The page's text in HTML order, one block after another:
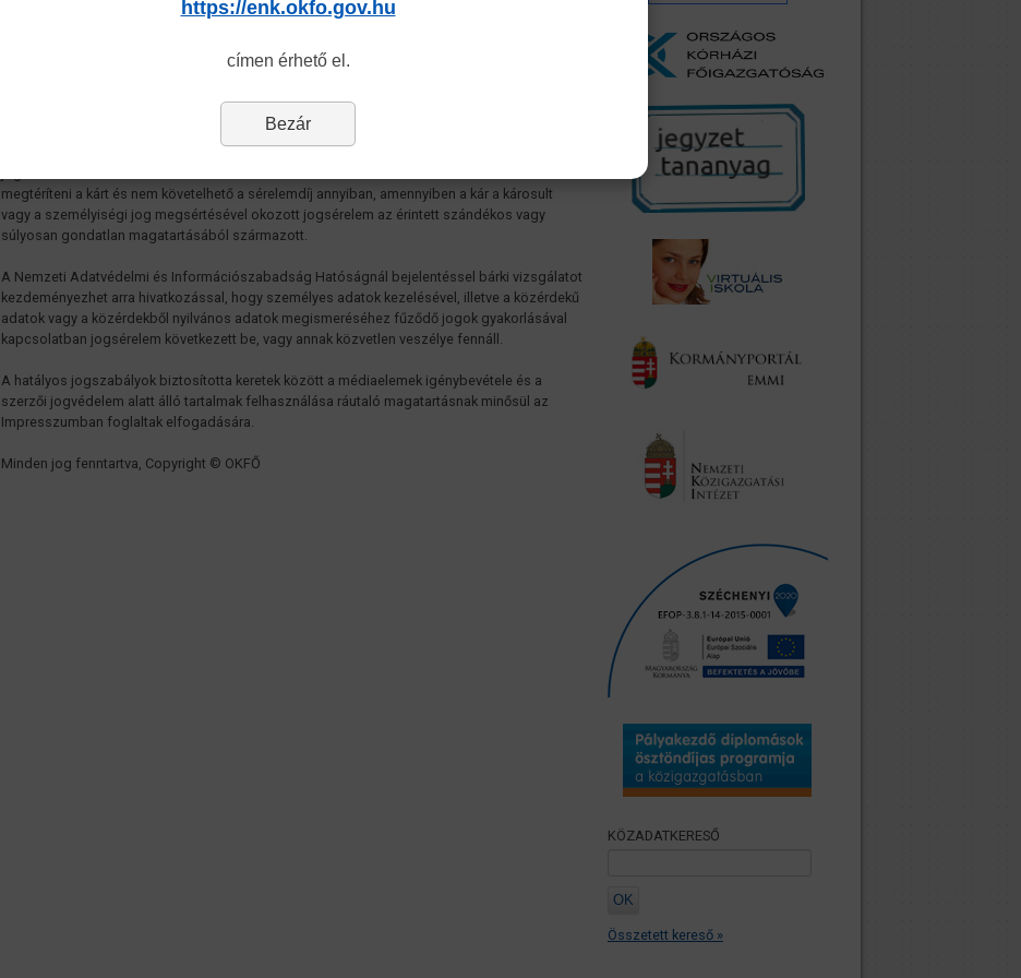
személyiségi jogát megsérti, az érintett az adatkezelőtől sérelemdíjat követelhet. Az érintettel
sérelemdíjat is. Az adatkezelő mentesül az okozott kárért való felelősség és a sérelemdíj
megtéríteni a kárt és nem követelhető a sérelemdíj annyiban, amennyiben a kár a károsult
vagy a személyiségi jog megsértésével okozott jogsérelem az érintett szándékos vagy
súlyosan gondatlan magatartásából származott.
A Nemzeti Adatvédelmi és Információszabadság Hatóságnál bejelentéssel bárki vizsgálatot
kezdeményezhet arra hivatkozással, hogy személyes adatok kezelésével, illetve a közérdekű
adatok vagy a közérdekből nyilvános adatok megismeréséhez fűződő jogok gyakorlásával
kapcsolatban jogsérelem következett be, vagy annak közvetlen veszélye fennáll.
A hatályos jogszabályok biztosította keretek között a médiaelemek igénybevétele és a
szerzői jogvédelem alatt álló tartalmak felhasználása ráutaló magatartásnak minősül az
Impresszumban foglaltak elfogadására.
Minden jog fenntartva, Copyright © OKFŐ
KÖZADATKERESŐ
Összetett kereső »
https://enk.okfo.gov.hu
címen érhető el.
Bezár